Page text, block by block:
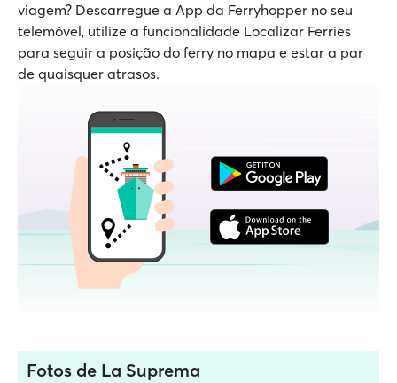
viagem? Descarregue a App da Ferryhopper no seu
telemóvel, utilize a funcionalidade Localizar Ferries
para seguir a posição do ferry no mapa e estar a par
de quaisquer atrasos.
Fotos de La Suprema